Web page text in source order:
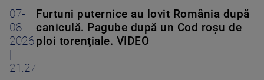
07-
08-
2026
21:27
Furtuni puternice au lovit România după
caniculă. Pagube după un Cod roşu de
ploi torenţiale. VIDEO